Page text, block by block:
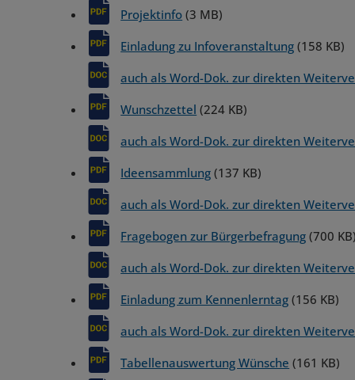
Projektinfo (3 MB)
Einladung zu Infoveranstaltung (158 KB)
auch als Word-Dok. zur direkten
Wunschzettel (224 KB)
auch als Word-Dok. zur direkten
Ideensammlung (137 KB)
auch als Word-Dok. zur direkten
Fragebogen zur Bürgerbefragung (700 KB)
auch als Word-Dok. zur direkten
Einladung zum Kennenlerntag (156 KB)
auch als Word-Dok. zur direkten
Tabellenauswertung Wünsche (161 KB)